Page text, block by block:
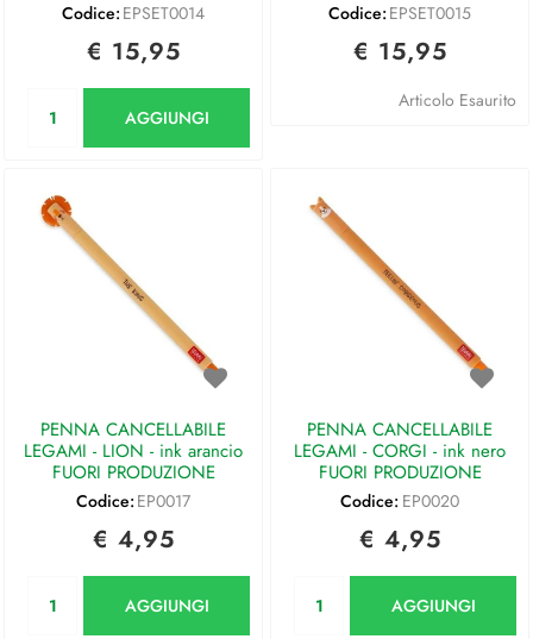
Codice: EPSET0014
€ 15,95
AGGIUNGI
Codice: EPSET0015
€ 15,95
Articolo Esaurito
PENNA CANCELLABILE
LEGAMI - LION - ink arancio
FUORI PRODUZIONE
Codice: EP0017
€ 4,95
AGGIUNGI
PENNA CANCELLABILE
LEGAMI - CORGI - ink nero
FUORI PRODUZIONE
Codice: EP0020
€ 4,95
AGGIUNGI